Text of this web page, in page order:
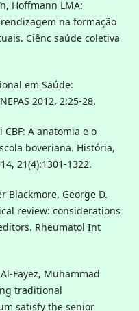
Hoffmann LMA:
na formação
Ciênc saúde coletiva
em Saúde:
2012, 2:25-28.
A anatomia e o
boveriana. História,
21(4):1301-1322.
Blackmore, George D.
review: considerations
Rheumatol Int
Fayez, Muhammad
traditional
satisfy the senior